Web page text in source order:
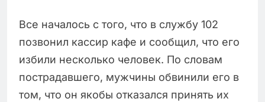
Все началось с того, что в службу 102
позвонил кассир кафе и сообщил, что его
избили несколько человек. По словам
пострадавшего, мужчины обвинили его в
том, что он якобы отказался принять их